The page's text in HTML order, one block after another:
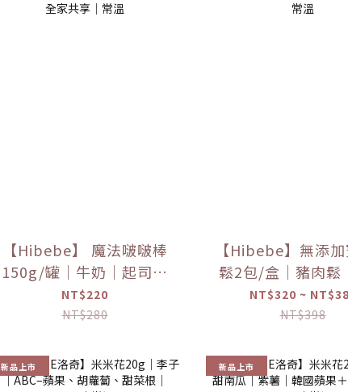
【Hibebe】 魔法啵啵棒
150g/罐｜牛奶｜起司｜
草莓｜藍莓葡萄｜1Y+｜全
家共享｜常溫
NT$220
NT$280
【Hibebe】無添
鬆2包/盒｜豬肉鬆
鬆｜魚肉鬆｜10m+
NT$320 ~
NT$398
新品上市 新品上市